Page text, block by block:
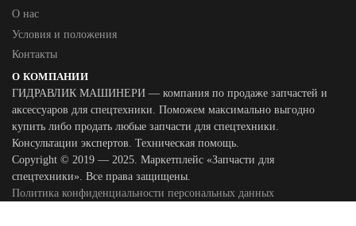
О нас
Условия и положения
Контакты
О КОМПАНИИ
ГИДРАВЛИК МАШИНЕРИ — компания по продаже запчастей и
аксессуаров для спецтехники. Поможем максимально выгодно
купить либо продать любые запчасти для спецтехники.
Консультации экспертов. Техническая помощь.
Copyright © 2019 — 2025. Маркетплейс «Запчасти для
спецтехники». Все права защищены.
Политика конфиденциальности персональных данных